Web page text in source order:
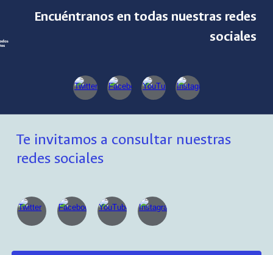
Encuéntranos en todas nuestras redes
sociales
Te invitamos a consultar nuestras
redes sociales